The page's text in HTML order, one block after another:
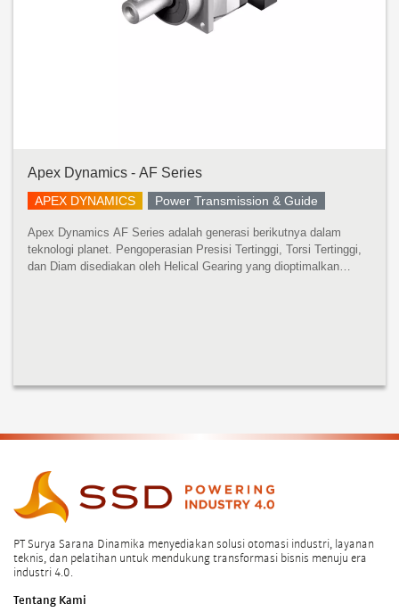
Apex Dynamics - AF Series
APEX DYNAMICS Power Transmission & Guide
Apex Dynamics AF Series adalah generasi berikutnya dalam
teknologi planet. Pengoperasian Presisi Tertinggi, Torsi Tertinggi,
dan Diam disediakan oleh Helical Gearing yang dioptimalkan
PT Surya Sarana Dinamika menyediakan solusi otomasi industri, layanan
teknis, dan pelatihan untuk mendukung transformasi bisnis menuju era
industri 4.0.
Tentang Kami